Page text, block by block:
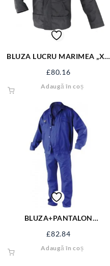
BLUZA LUCRU MARIMEA „XL”
£80.16
Adaugă în coș
BLUZA+PANTALON
74224
£82.84
Adaugă în coș